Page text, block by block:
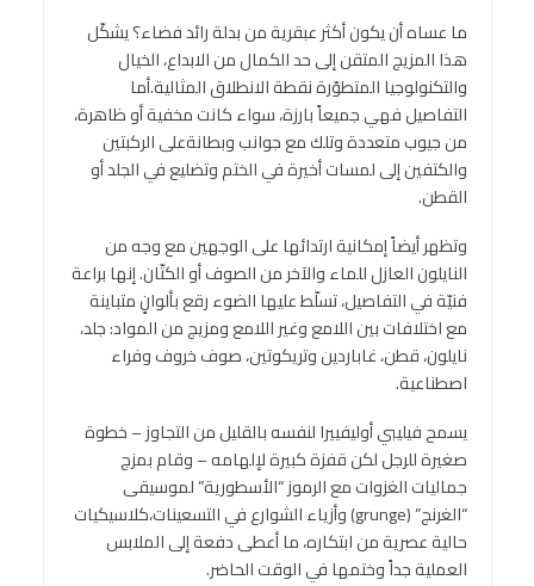
ما عساه أن يكون أكثر عبقرية من بدلة رائد فضاء؟ يشكّل
هذا المزيج المتقن إلى حد الكمال من الابداع، الخيال
والتكنولوجيا المتطوّرة نقطة الانطلاق المثالية.أما
التفاصيل فهي جميعاً بارزة، سواء كانت مخفية أو ظاهرة،
من جيوب متعددة وتلك مع جوانب وبطانةعلى الركبتين
والكتفين إلى لمسات أخيرة في الختم وتضليع في الجلد أو
القطن.
وتظهر أيضاً إمكانية ارتدائها على الوجهين مع وجه من
النايلون العازل للماء والآخر من الصوف أو الكتّان. إنها براعة
فنيّة في التفاصيل، تسلّط عليها الضوء رقع بألوانٍ متباينة
مع اختلافات بين اللامع وغير اللامع ومزيج من المواد: جلد،
نايلون، قطن، غاباردين وتريكوتين، صوف خروف وفراء
اصطناعية.
يسمح فيليبي أوليفييرا لنفسه بالقليل من التجاوز – خطوة
صغيرة للرجل لكن قفزة كبيرة لإلهامه – وقام بمزج
جماليات الغزوات مع الرموز “الأسطورية” لموسيقى
“الغرنج” (grunge) وأزياء الشوارع في التسعينات،كلاسيكيات
حالية عصرية من ابتكاره، ما أعطى دفعة إلى الملابس
العملية جداً وختمها في الوقت الحاضر.